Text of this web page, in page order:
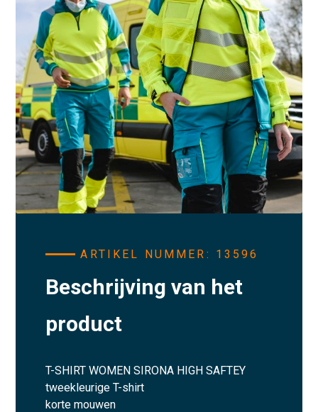
ARTIKEL NUMMER: 13596
Beschrijving van het
product
T-SHIRT WOMEN SIRONA HIGH SAFTEY
tweekleurige T-shirt
korte mouwen